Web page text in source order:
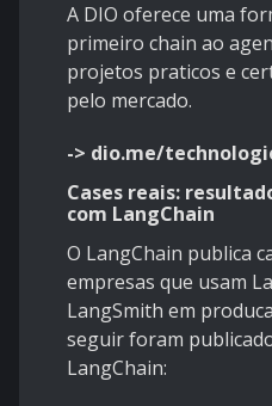
A DIO oferece uma
primeiro chain ao
projetos praticos e
pelo mercado.
-> dio.me/
Cases reais:
com LangChain
O LangChain publica
empresas que usam
LangSmith em
seguir foram
LangChain: